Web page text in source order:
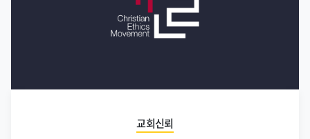
교회신뢰